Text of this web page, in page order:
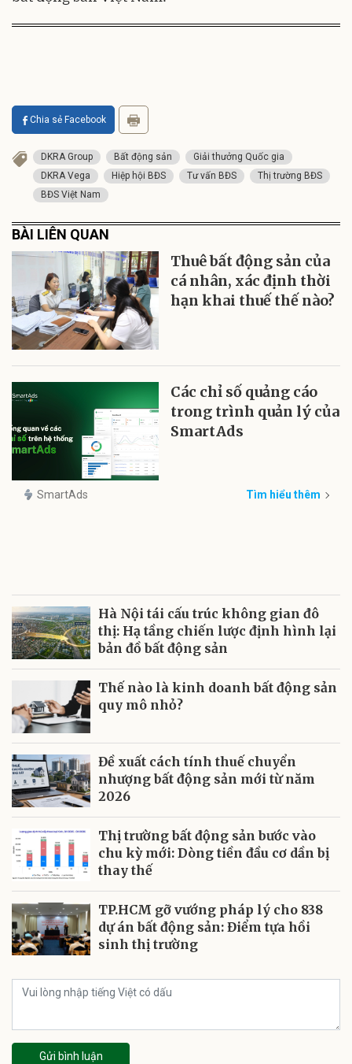
Chia sẻ Facebook
DKRA Group Bất động sản
Giải thưởng Quốc gia
DKRA Vega
Hiệp hội BĐS Tư vấn BĐS
Thị trường BĐS
BĐS Việt Nam
BÀI LIÊN QUAN
Thuê bất động sản của
cá nhân, xác định thời
hạn khai thuế thế nào?
Các chỉ số quảng cáo
trong trình quản lý của
SmartAds
SmartAds Tìm hiểu thêm
Hà Nội tái cấu trúc không gian đô
thị: Hạ tầng chiến lược định hình lại
bản đồ bất động sản
Thế nào là kinh doanh bất động sản
quy mô nhỏ?
Đề xuất cách tính thuế chuyển
nhượng bất động sản mới từ năm
2026
Thị trường bất động sản bước vào
chu kỳ mới: Dòng tiền đầu cơ dần bị
thay thế
TP.HCM gỡ vướng pháp lý cho 838
dự án bất động sản: Điểm tựa hồi
sinh thị trường
Gửi bình luận